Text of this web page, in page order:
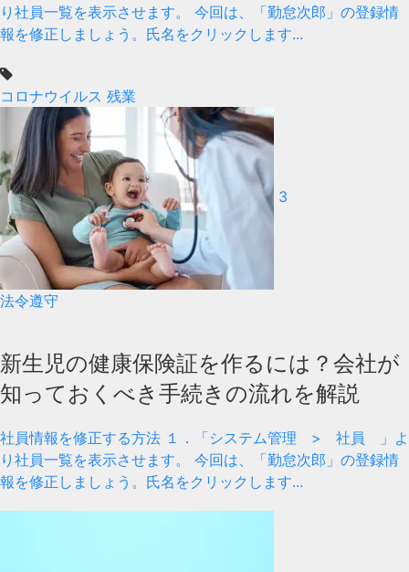
り社員一覧を表示させます。 今回は、「勤怠次郎」の登録情
報を修正しましょう。氏名をクリックします...
コロナウイルス 残業
3
法令遵守
新生児の健康保険証を作るには？会社が
知っておくべき手続きの流れを解説
社員情報を修正する方法 １．「システム管理 > 社員 」よ
り社員一覧を表示させます。 今回は、「勤怠次郎」の登録情
報を修正しましょう。氏名をクリックします...